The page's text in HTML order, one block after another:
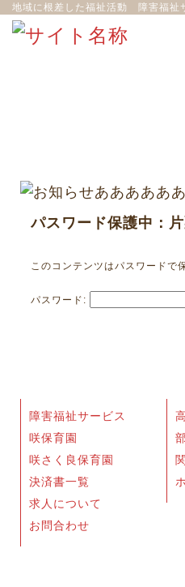
地域に根差した福祉活動 障害福
パスワード保護中：
このコンテンツはパスワードで
パスワード:
障害福祉サービス
咲保育園
咲さく良保育園
決済書一覧
求人について
お問合わせ